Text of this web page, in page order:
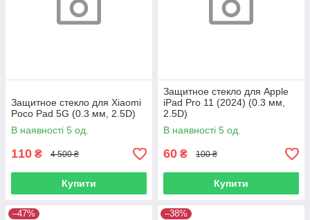
Защитное стекло для Xiaomi
Poco Pad 5G (0.3 мм, 2.5D)
В наявності 5 од.
110 ₴ 4 500 ₴
Купити
Защитное стекло для Apple
iPad Pro 11 (2024) (0.3 мм,
2.5D)
В наявності 5 од.
60 ₴ 100 ₴
Купити
–47% –38%